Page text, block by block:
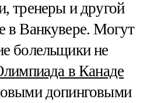
тренеры и другой
в Ванкувере. Могут
болельщики не
в Канаде
допинговыми